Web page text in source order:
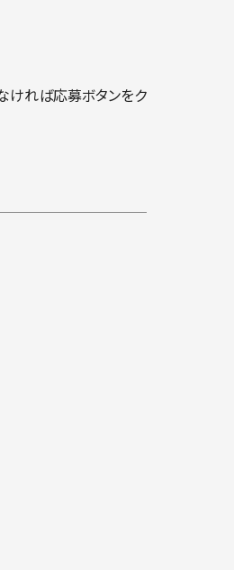
ければ応募ボタンをク